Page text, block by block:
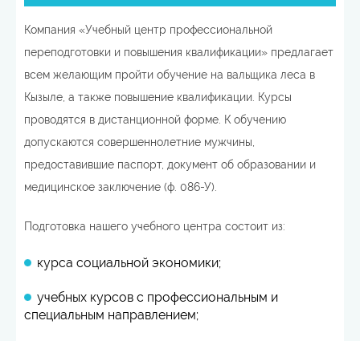
Компания «Учебный центр профессиональной
переподготовки и повышения квалификации» предлагает
всем желающим пройти обучение на вальщика леса в
Кызыле, а также повышение квалификации. Курсы
проводятся в дистанционной форме. К обучению
допускаются совершеннолетние мужчины,
предоставившие паспорт, документ об образовании и
медицинское заключение (ф. 086-У).
Подготовка нашего учебного центра состоит из:
курса социальной экономики;
учебных курсов с профессиональным и
специальным направлением;